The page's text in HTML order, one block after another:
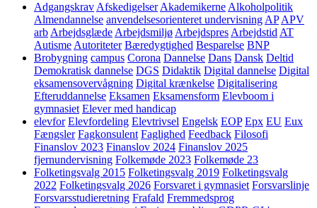
Adgangskrav Afskedigelser Akademikerne Alkoholpolitik
Almendannelse anvendelsesorienteret undervisning AP APV
arb Arbejdsglæde Arbejdsmiljø Arbejdspres Arbejdstid AT
Autisme Autoriteter Bæredygtighed Besparelse BNP
Brobygning campus Corona Dannelse Dans Dansk Deltid
Demokratisk dannelse DGS Didaktik Digital dannelse Digital
eksamensovervågning Digital krænkelse Digitalisering
Efteruddannelse Eksamen Eksamensform Elevboom i
gymnasiet Elever med handicap
elevfor Elevfordeling Elevtrivsel Engelsk EOP Epx EU Eux
Fængsler Fagkonsulent Faglighed Feedback Filosofi
Finanslov 2023 Finanslov 2024 Finanslov 2025
fjernundervisning Folkemøde 2023 Folkemøde 23
Folketingsvalg 2015 Folketingsvalg 2019 Folketingsvalg
2022 Folketingsvalg 2026 Forsvaret i gymnasiet Forsvarslinje
Forsvarsstudieretning Frafald Fremmedsprog